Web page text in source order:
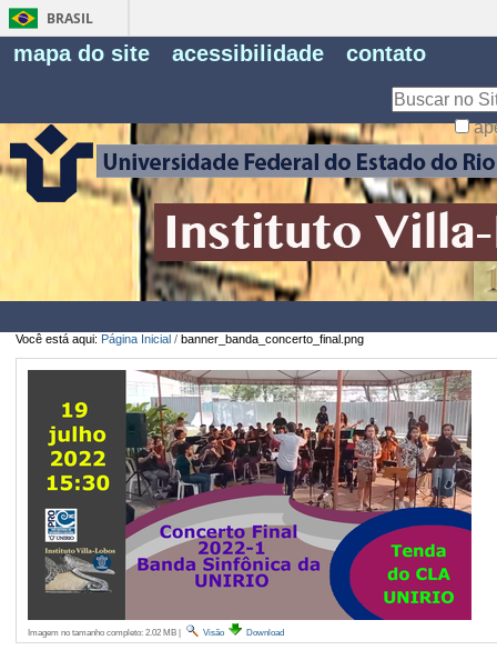
BRASIL
mapa do site acessibilidade contato
Você está aqui: Página Inicial / banner_banda_concerto_final.png
Imagem no tamanho completo: 2.02 MB| Visão Download